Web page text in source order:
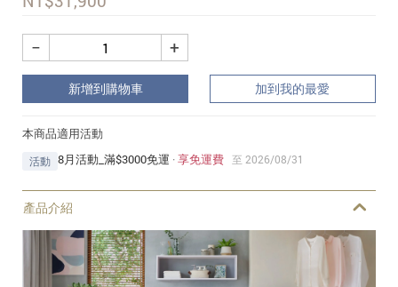
+
−
新增到購物車 加到我的最愛
本商品適用活動
活動 8月活動_滿$3000免運 ·享免運費 至 2026/08/31
產品介紹